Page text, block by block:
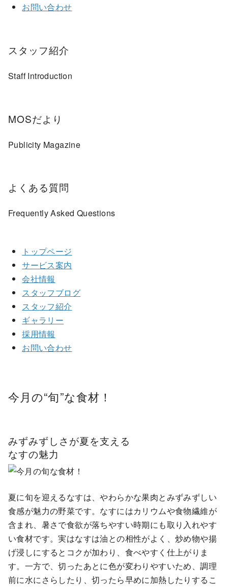
お問い合わせ
スタッフ紹介
Staff Introduction
MOSだより
Publicity Magazine
よくある質問
Frequently Asked Questions
トップページ
サービス案内
会社情報
スタッフブログ
スタッフ紹介
ギャラリー
採用情報
お問い合わせ
今月の“旬”な食材！
みずみずしさが夏を支える
なすの魅力
夏に旬を迎えるなすは、やわらかな果肉とみずみずしい
食感が魅力の野菜です。なすにはカリウムや食物繊維が
含まれ、暑さで食欲が落ちやすい時期にも取り入れやす
い食材です。実はなすは油との相性がよく、炒め物や揚
げ浸しにするとコクが加わり、食べやすく仕上がりま
す。一方で、切ったあとに色が変わりやすいため、調理
前に水にさらしたり、切ったら早めに加熱したりするこ